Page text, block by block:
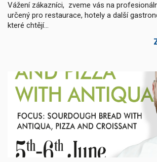
Vážení zákazníci, zveme vás na
určený pro restaurace, hotely a další
které chtějí...